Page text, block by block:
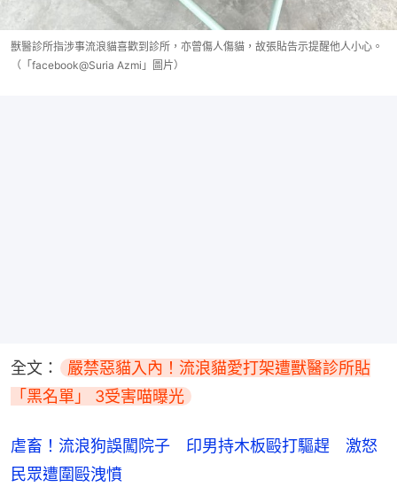
獸醫診所指涉事流浪貓喜歡到診所，亦曾傷人傷貓，故張貼告示提醒他人小心。
（「facebook@Suria Azmi」圖片）
全文：
嚴禁惡貓入內！流浪貓愛打架遭獸醫診所貼
「黑名單」 3受害喵曝光
虐畜！流浪狗誤闖院子 印男持木板毆打驅趕 激怒
民眾遭圍毆洩憤